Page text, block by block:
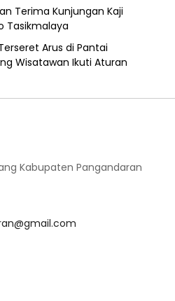
Terima Kunjungan Kaji
Tasikmalaya
Arus di Pantai
Wisatawan Ikuti Aturan
Kabupaten Pangandaran